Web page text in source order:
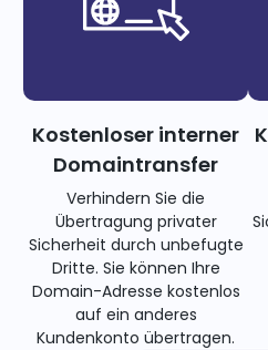
Kostenloser interner
Domaintransfer
Verhindern Sie die
Übertragung privater
Sicherheit durch unbefugte
Dritte. Sie können Ihre
Domain-Adresse kostenlos
auf ein anderes
Kundenkonto übertragen.